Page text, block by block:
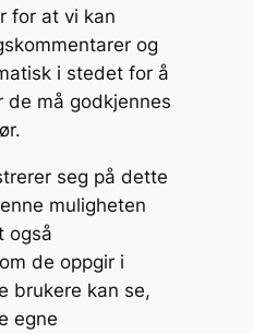
for at vi kan
og
i stedet for å
de må godkjennes
seg på dette
muligheten
også
de oppgir i
brukere kan se,
egne